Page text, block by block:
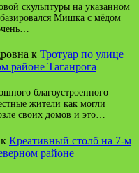
скульптуры на указанном
Мишка с мёдом
к Тротуар по улице
районе Таганрога
благоустроенного
жители как могли
своих домов и это…
к Креативный столб на 7-м
районе